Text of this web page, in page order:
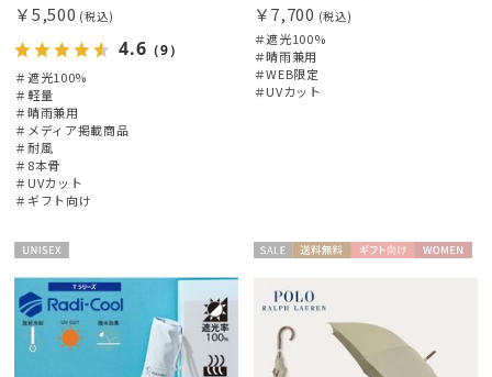
￥5,500 (税込)
4.6 （9）
＃遮光100%
＃軽量
＃晴雨兼用
＃メディア掲載商品
＃耐風
＃8本骨
＃UVカット
＃ギフト向け
￥7,700 (税込)
＃遮光100%
＃晴雨兼用
＃WEB限定
＃UVカット
X
料